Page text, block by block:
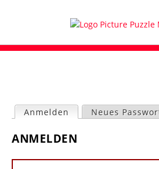
a
Anmelden (aktiver Reiter)
Neues
ANMELDEN